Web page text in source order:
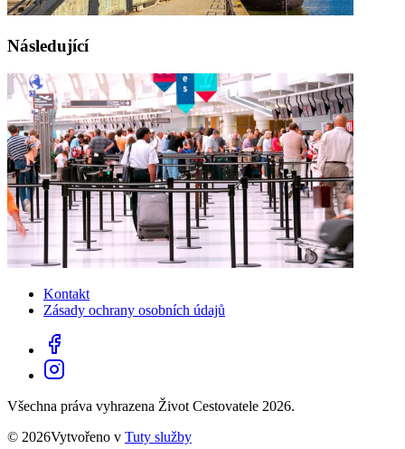
Následující
Kontakt
Zásady ochrany osobních údajů
Všechna práva vyhrazena Život Cestovatele 2026.
© 2026Vytvořeno v Tuty služby